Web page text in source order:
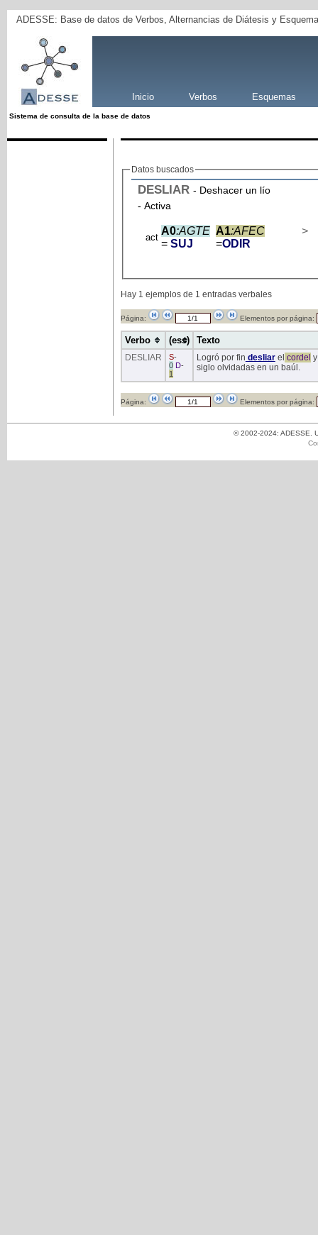
ADESSE: Base de datos de Verbos, Alternancias de Diátesis y
Inicio Verbos Esquemas
Sistema de consulta de la base de datos
Datos buscados
DESLIAR - Deshacer un lío
- Activa
act
A0:AGTE
= SUJ
A1:AFEC
=ODIR
>
Hay 1 ejemplos de 1 entradas verbales
Página: Elementos por página:
Verbo (ess) Texto
DESLIAR S-
0 D-
1
Logró por fin desliarel cordel
siglo olvidadas en un baúl.
Página: Elementos por página:
© 2002-2024: ADESSE.